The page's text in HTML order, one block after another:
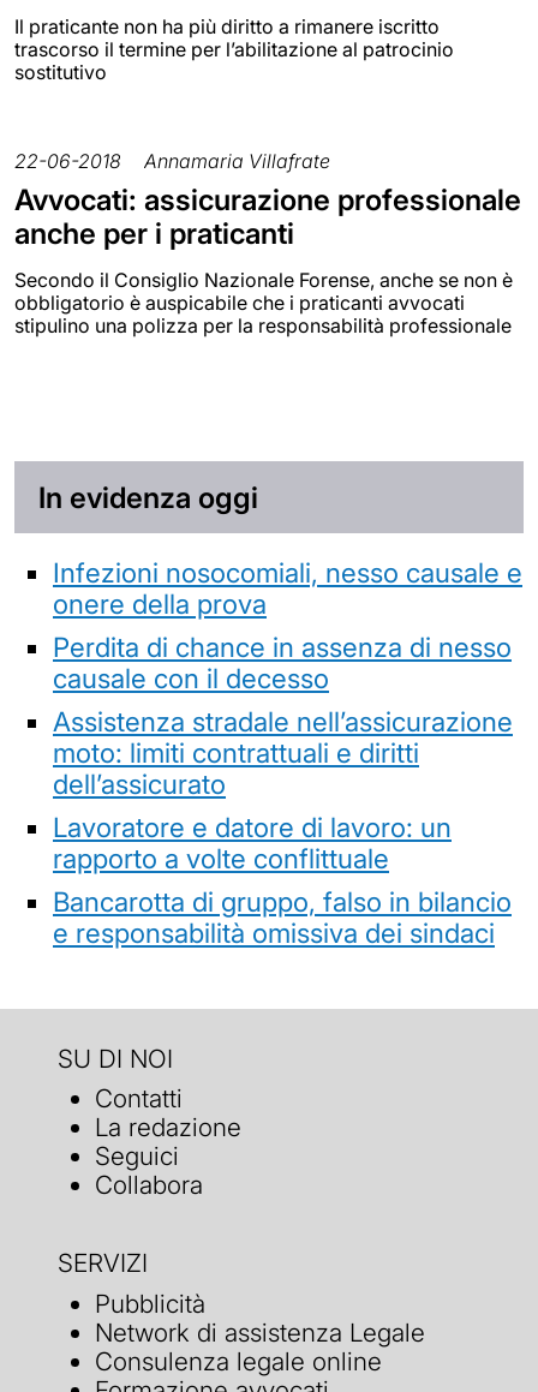
Il praticante non ha più diritto a rimanere iscritto
trascorso il termine per l’abilitazione al patrocinio
sostitutivo
22-06-2018 Annamaria Villafrate
Avvocati: assicurazione professionale
anche per i praticanti
Secondo il Consiglio Nazionale Forense, anche se non è
obbligatorio è auspicabile che i praticanti avvocati
stipulino una polizza per la responsabilità professionale
In evidenza oggi
Infezioni nosocomiali, nesso causale e
onere della prova
Perdita di chance in assenza di nesso
causale con il decesso
Assistenza stradale nell’assicurazione
moto: limiti contrattuali e diritti
dell’assicurato
Lavoratore e datore di lavoro: un
rapporto a volte conflittuale
Bancarotta di gruppo, falso in bilancio
e responsabilità omissiva dei sindaci
SU DI NOI
Contatti
La redazione
Seguici
Collabora
SERVIZI
Pubblicità
Network di assistenza Legale
Consulenza legale online